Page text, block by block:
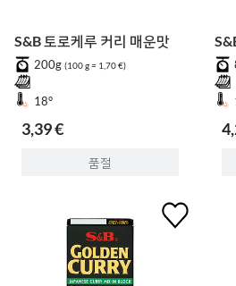
S&B 토로케루 커리 매운맛
200g (100 g = 1,70 €)
18°
3,39 €
품절